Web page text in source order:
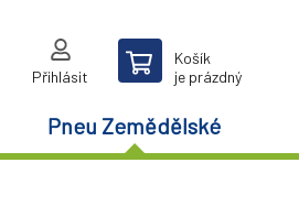
Přihlásit
Košík
je prázdný
Pneu Zemědělské